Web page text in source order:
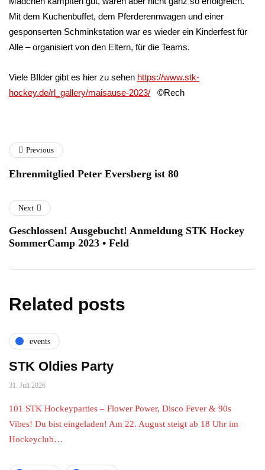
Mit dem Kuchenbuffet, dem Pferderennwagen und einer
gesponserten Schminkstation war es wieder ein Kinderfest für
Alle – organisiert von den Eltern, für die Teams.
Viele BIlder gibt es hier zu sehen https://www.stk-
hockey.de/rl_gallery/maisause-2023/ ©Rech
Previous
Ehrenmitglied Peter Eversberg ist 80
Next
Geschlossen! Ausgebucht! Anmeldung STK Hockey
SommerCamp 2023 • Feld
Related posts
events
STK Oldies Party
31. Juli 2026
101 STK Hockeyparties – Flower Power, Disco Fever & 90s
Vibes! Du bist eingeladen! Am 22. August steigt ab 18 Uhr im
Hockeyclub…